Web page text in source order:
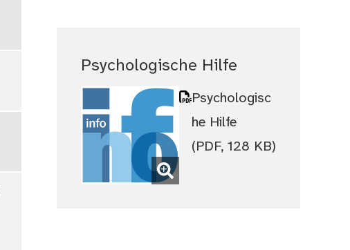
Psychologische Hilfe
(Bild
vergrößern)
Psychologisc
he Hilfe
(PDF, 128 KB)